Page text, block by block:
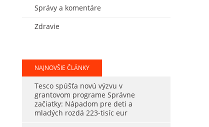
Správy a komentáre
Zdravie
NAJNOVŠIE ČLÁNKY
Tesco spúšťa novú výzvu v
grantovom programe Správne
začiatky: Nápadom pre deti a
mladých rozdá 223-tisíc eur